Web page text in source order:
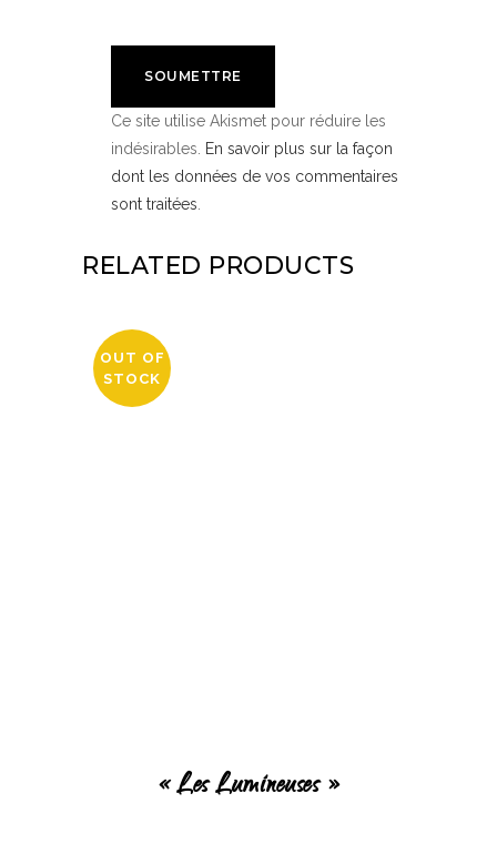
Ce site utilise Akismet pour réduire les
indésirables. En savoir plus sur la façon
dont les données de vos commentaires
sont traitées.
RELATED PRODUCTS
OUT OF
STOCK
« Les Lumineuses »